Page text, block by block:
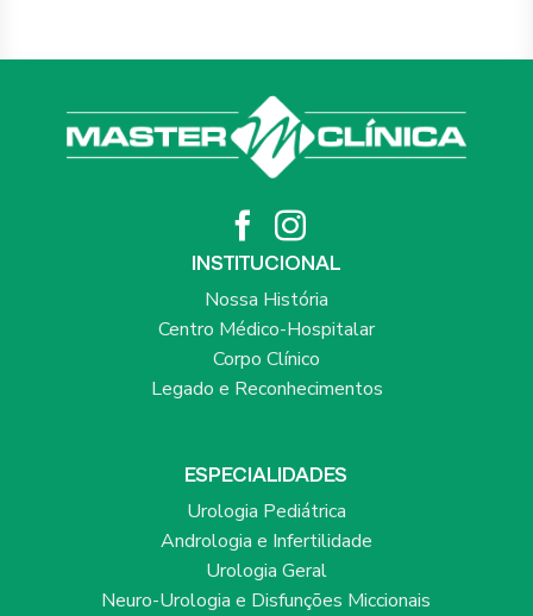
INSTITUCIONAL
Nossa História
Centro Médico-Hospitalar
Corpo Clínico
Legado e Reconhecimentos
ESPECIALIDADES
Urologia Pediátrica
Andrologia e Infertilidade
Urologia Geral
Neuro-Urologia e Disfunções Miccionais